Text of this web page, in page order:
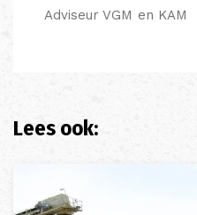
Adviseur VGM en KAM
Lees ook: